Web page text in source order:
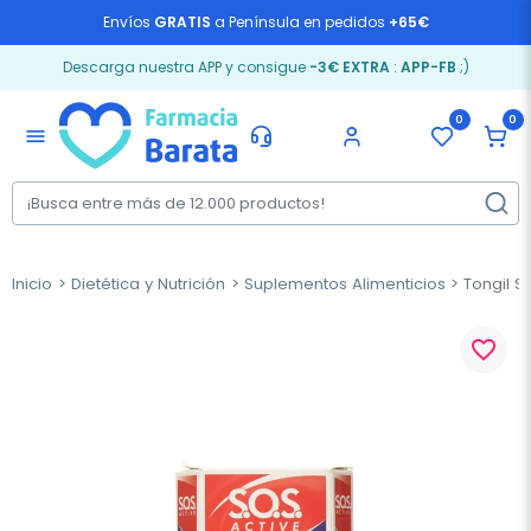
Envíos GRATIS a Península en pedidos +65€
Descarga nuestra APP y consigue -3€ EXTRA: APP-FB ;)
menu
0 0
Inicio Dietética y Nutrición Suplementos Alimenticios Tongil
favorite_border